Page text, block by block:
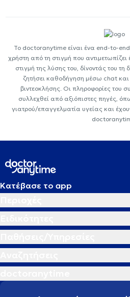
Το doctoranytime είναι ένα end-to-end
χρήστη από τη στιγμή που
στιγμή της λύσης του, δίνοντάς του τη
ζητήσει καθοδήγηση μέσω chat και
βιντεοκλήσης. Οι πληροφορίες του
συλλεχθεί από αξιόπιστες πηγές,
γιατρού/επαγγελματία υγείας και
Κατέβασε το app